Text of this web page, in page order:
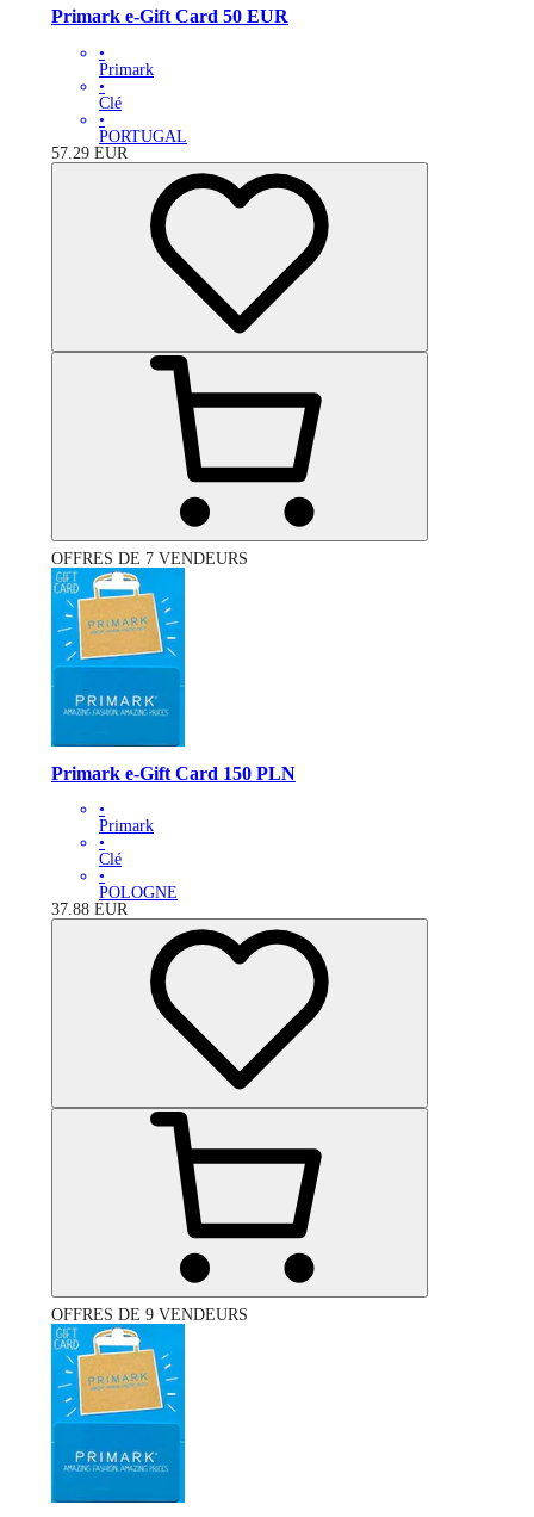
Primark e-Gift Card 50 EUR
•
Primark
•
Clé
•
PORTUGAL
57.29 EUR
OFFRES DE 7 VENDEURS
Primark e-Gift Card 150 PLN
•
Primark
•
Clé
•
POLOGNE
37.88 EUR
OFFRES DE 9 VENDEURS